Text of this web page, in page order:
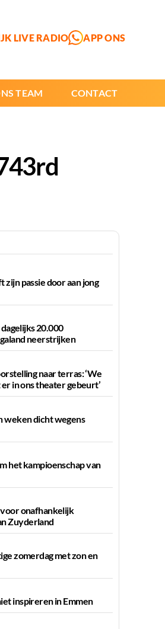
LIVE RADIO APP ONS
TEAM CONTACT
passie door aan jong
20.000
neerstrijken
naar terras: ‘We
in ons theater gebeurt’
weken dicht wegens
het kampioenschap van
onafhankelijk
Zuyderland
zomerdag met zon en
inspireren in Emmen